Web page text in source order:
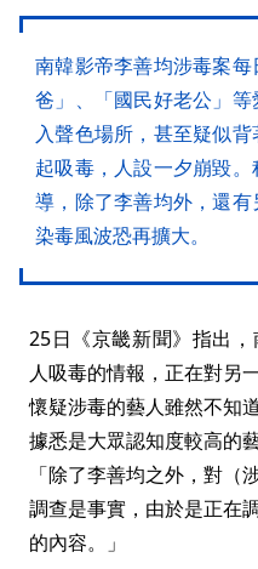
南韓影帝李善均涉毒案
爸」、「國民好老公」
入聲色場所，甚至疑似
起吸毒，人設一夕崩毀
導，除了李善均外，還
染毒風波恐再擴大。
25日《京畿新聞》指出
人吸毒的情報，正在對另
懷疑涉毒的藝人雖然不知
據悉是大眾認知度較高的
「除了李善均之外，對（
調查是事實，由於是正在
的內容。」